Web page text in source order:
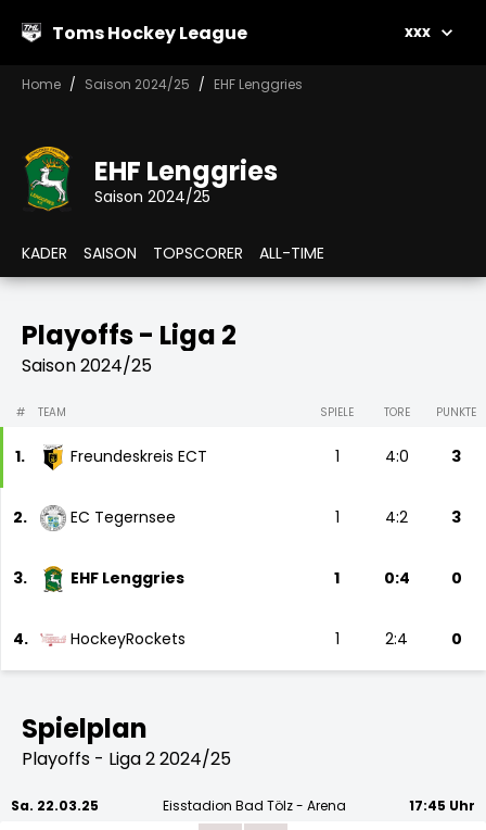
Toms Hockey League xxx
Home Saison 2024/25 EHF Lenggries
EHF Lenggries
Saison 2024/25
KADER SAISON TOPSCORER ALL-TIME
Playoffs - Liga 2
Saison 2024/25
# TEAM SPIELE TORE PUNKTE
1. Freundeskreis ECT 1 4:0 3
2. EC Tegernsee 1 4:2 3
3. EHF Lenggries 1 0:4 0
4. HockeyRockets 1 2:4 0
Spielplan
Playoffs - Liga 2 2024/25
Sa. 22.03.25 Eisstadion Bad Tölz - Arena 17:45 Uhr